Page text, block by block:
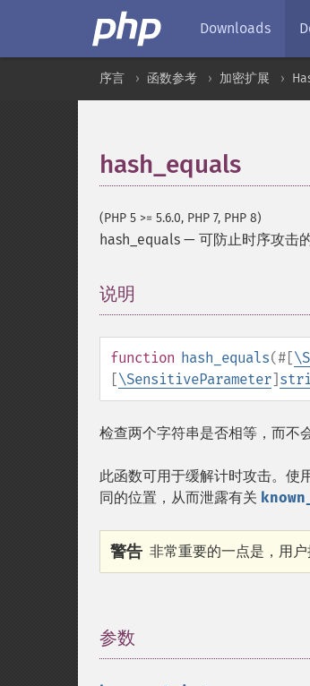
Downloads
序言 函数参考 加密扩展
hash_equals
(PHP 5 >= 5.6.0, PHP 7, PHP 8)
hash_equals — 可防止时序攻击
说明
function hash_equals(#[
[\SensitiveParameter]
检查两个字符串是否相等，而不
此函数可用于缓解计时攻击。使
同的位置，从而泄露有关
警告 非常重要的一点是，用
参数